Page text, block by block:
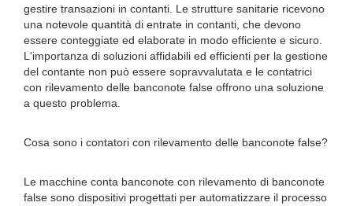
gestire transazioni in contanti. Le strutture sanitarie ricevono
una notevole quantità di entrate in contanti, che devono
essere conteggiate ed elaborate in modo efficiente e sicuro.
L'importanza di soluzioni affidabili ed efficienti per la gestione
del contante non può essere sopravvalutata e le contatrici
con rilevamento delle banconote false offrono una soluzione
a questo problema.
Cosa sono i contatori con rilevamento delle banconote false?
Le macchine conta banconote con rilevamento di banconote
false sono dispositivi progettati per automatizzare il processo